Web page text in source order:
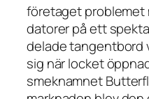
företaget problemet
datorer på ett
delade tangentbord
sig när locket
smeknamnet